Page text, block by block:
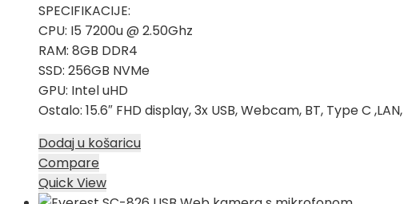
SPECIFIKACIJE:
CPU: I5 7200u @ 2.50Ghz
RAM: 8GB DDR4
SSD: 256GB NVMe
GPU: Intel uHD
Ostalo: 15.6″ FHD display, 3x USB, Webcam, BT, Type C
Dodaj u košaricu
Compare
Quick View